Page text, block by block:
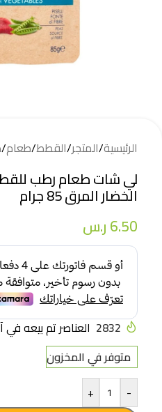
الرئيسية/المتجر/القطط/طعام/
لي شات طعام رطب
الخضار المرق 85 جرام
6.50ر.س
2832 العناصر تم بيعه في آخر 3
متوفر في المخزون
-
+